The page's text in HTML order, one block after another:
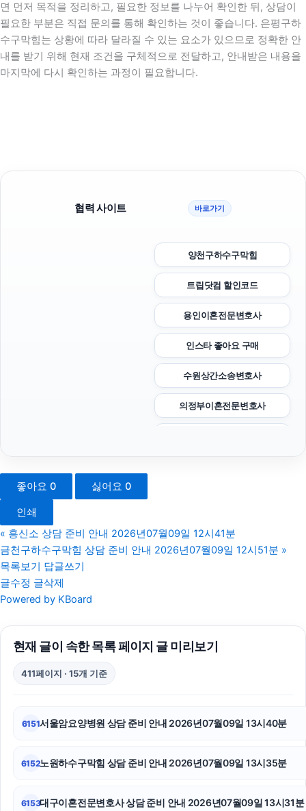
면 먼저 목적을 정리하고, 필요한 정보를 나누어 확인한 뒤, 상담이
필요한 부분은 직접 문의를 통해 확인하는 것이 좋습니다. 은평구하
수구막힘는 상황에 따라 달라질 수 있는 요소가 있으므로 정확한 안
내를 받기 위해 현재 조건을 구체적으로 전달하고, 안내받은 내용을
마지막에 다시 확인하는 과정이 필요합니다.
협력 사이트 바로가기
양천구하수구막힘
트립닷컴 할인코드
용인이혼전문변호사
인스타 좋아요 구매
수원상간소송변호사
의정부이혼전문변호사
인스타그램 좋아요
남양주변호사
마약변호사
탐정사무소
동작구하수구막힘
좋아요 0 싫어요 0
인쇄
« 흥신소 상담 준비 안내 2026년07월09일 12시41분
금천구하수구막힘 상담 준비 안내 2026년07월09일 12시51분 »
목록보기
답글쓰기
글수정 글삭제
Powered by KBoard
현재 글이 속한 목록 페이지 글 미리보기
411페이지 · 15개 기준
6151서울암요양병원 상담 준비 안내 2026년07월09일 13시40분
6152노원하수구막힘 상담 준비 안내 2026년07월09일 13시35분
6153대구이혼전문변호사 상담 준비 안내 2026년07월09일 13시31분